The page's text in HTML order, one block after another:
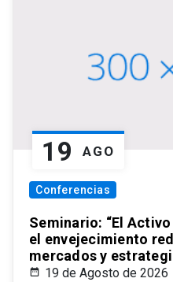
19 AGO
Conferencias
Seminario: “El
el envejecimiento
mercados y
19 de Agosto de 2026